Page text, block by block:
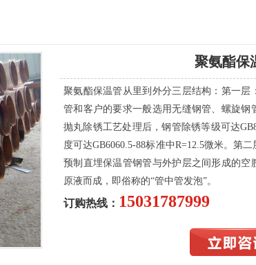
聚氨酯保
聚氨酯保温管从里到外分三层结构：第一层
管和客户的要求一般选用无缝钢管、螺旋钢
抛丸除锈工艺处理后，钢管除锈等级可达
度可达GB6060.5-88标准中R=12.5微米。第
预制直埋保温管钢管与外护层之间形成的
原液而成，即俗称的“管中管发泡”。
订购热线： 15031787999